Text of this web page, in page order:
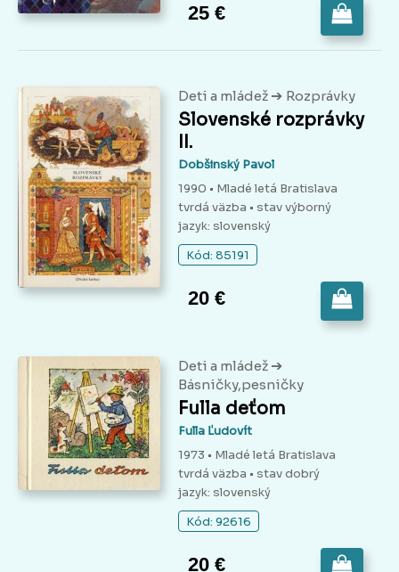
25 €
Deti a mládež ➔ Rozprávky
Slovenské rozprávky
II.
Dobšinský Pavol
1990 • Mladé letá Bratislava
tvrdá väzba • stav výborný
jazyk: slovenský
Kód: 85191
20 €
Deti a mládež ➔
Básničky,pesničky
Fulla deťom
Fulla Ľudovít
1973 • Mladé letá Bratislava
tvrdá väzba • stav dobrý
jazyk: slovenský
Kód: 92616
20 €